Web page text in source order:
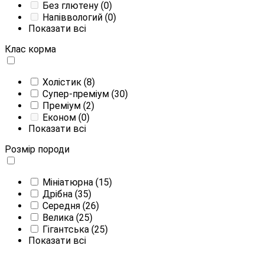
Без глютену (0)
Напіввологий (0)
Показати всі
Клас корма
Холістик (8)
Супер-преміум (30)
Преміум (2)
Економ (0)
Показати всі
Розмір породи
Мініатюрна (15)
Дрібна (35)
Середня (26)
Велика (25)
Гігантська (25)
Показати всі